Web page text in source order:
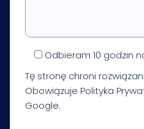
Odbieram 10 godzin
Tę stronę chroni
Obowiązuje Polityka
Google.